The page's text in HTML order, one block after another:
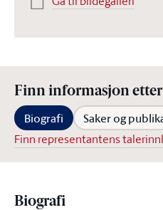
Finn informasjon etter
Biografi Saker og
Finn representantens
Biografi